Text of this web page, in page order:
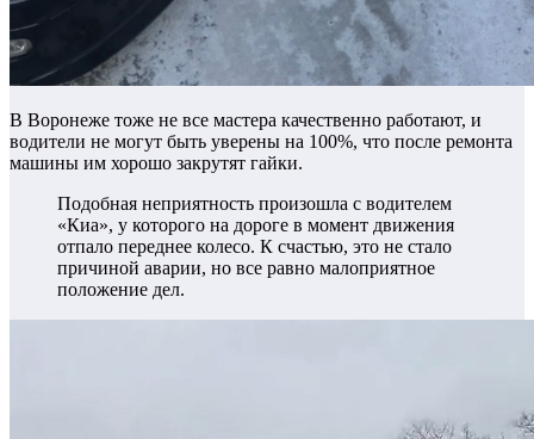
В Воронеже тоже не все мастера качественно работают, и
водители не могут быть уверены на 100%, что после ремонта
машины им хорошо закрутят гайки.
Подобная неприятность произошла с водителем
«Киа», у которого на дороге в момент движения
отпало переднее колесо. К счастью, это не стало
причиной аварии, но все равно малоприятное
положение дел.